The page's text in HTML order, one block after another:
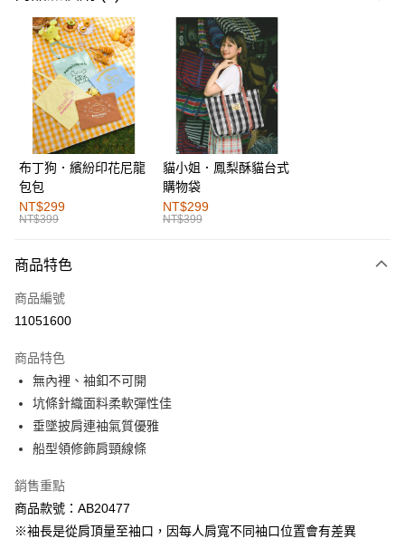
購物金
超商取貨付款
LINE Pay
街口支付
運送方式
全家取貨付款
每筆NT$60，滿NT$1,000(含以上)免運費
付款後全家取貨
萊爾富取貨付款
付款後萊爾富取貨
每筆NT$60，滿NT$1,000(含以上)免運費
7-11取貨付款
每筆NT$60，滿NT$1,000(含以上)免運費
付款後7-11取貨
每筆NT$60，滿NT$1,000(含以上)免運費
布丁狗．繽紛印花尼龍
包包
NT$299
NT$399
貓小姐．鳳梨酥貓台式
購物袋
NT$299
NT$399
商品特色
商品編號
11051600
商品特色
無內裡、袖釦不可開
坑條針織面料柔軟彈性佳
垂墜披肩連袖氣質優雅
船型領修飾肩頸線條
銷售重點
商品款號：AB20477
※袖長是從肩頂量至袖口，因每人肩寬不同袖口位置會有差異